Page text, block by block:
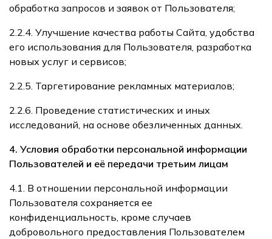
обработка запросов и заявок от Пользователя;
2.2.4. Улучшение качества работы Сайта, удобства
его использования для Пользователя, разработка
новых услуг и сервисов;
2.2.5. Таргетирование рекламных материалов;
2.2.6. Проведение статистических и иных
исследований, на основе обезличенных данных.
4. Условия обработки персональной информации
Пользователей и её передачи третьим лицам
4.1. В отношении персональной информации
Пользователя сохраняется ее
конфиденциальность, кроме случаев
добровольного предоставления Пользователем